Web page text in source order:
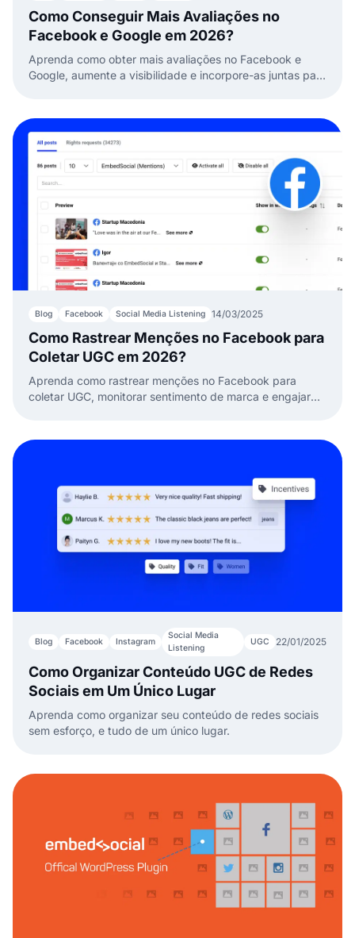
Como Conseguir Mais Avaliações no
Facebook e Google em 2026?
Aprenda como obter mais avaliações no Facebook e
Google, aumente a visibilidade e incorpore-as juntas para
Blog Facebook Social Media Listening 14/03/2025
Como Rastrear Menções no Facebook para
Coletar UGC em 2026?
Aprenda como rastrear menções no Facebook para
coletar UGC, monitorar sentimento de marca e engajar
Blog Facebook Instagram
Social Media
Listening
UGC 22/01/2025
Como Organizar Conteúdo UGC de Redes
Sociais em Um Único Lugar
Aprenda como organizar seu conteúdo de redes sociais
sem esforço, e tudo de um único lugar.